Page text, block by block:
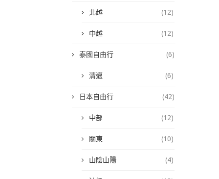
北越 (12)
中越 (12)
泰國自由行 (6)
清邁 (6)
日本自由行 (42)
中部 (12)
關東 (10)
山陰山陽 (4)